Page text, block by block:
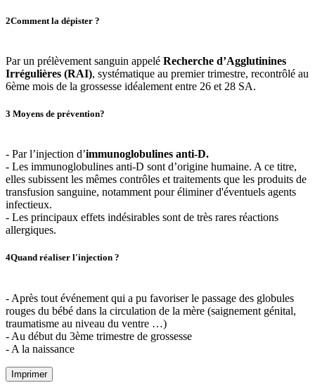
2Comment la dépister ?
Par un prélèvement sanguin appelé Recherche d’Agglutinines
Irrégulières (RAI), systématique au premier trimestre, recontrôlé au
6ème mois de la grossesse idéalement entre 26 et 28 SA.
3 Moyens de prévention?
- Par l’injection d’immunoglobulines anti-D.
- Les immunoglobulines anti-D sont d’origine humaine. A ce titre,
elles subissent les mêmes contrôles et traitements que les produits de
transfusion sanguine, notamment pour éliminer d'éventuels agents
infectieux.
- Les principaux effets indésirables sont de très rares réactions
allergiques.
4Quand réaliser l'injection ?
- Après tout événement qui a pu favoriser le passage des globules
rouges du bébé dans la circulation de la mère (saignement génital,
traumatisme au niveau du ventre …)
- Au début du 3ème trimestre de grossesse
- A la naissance
Imprimer